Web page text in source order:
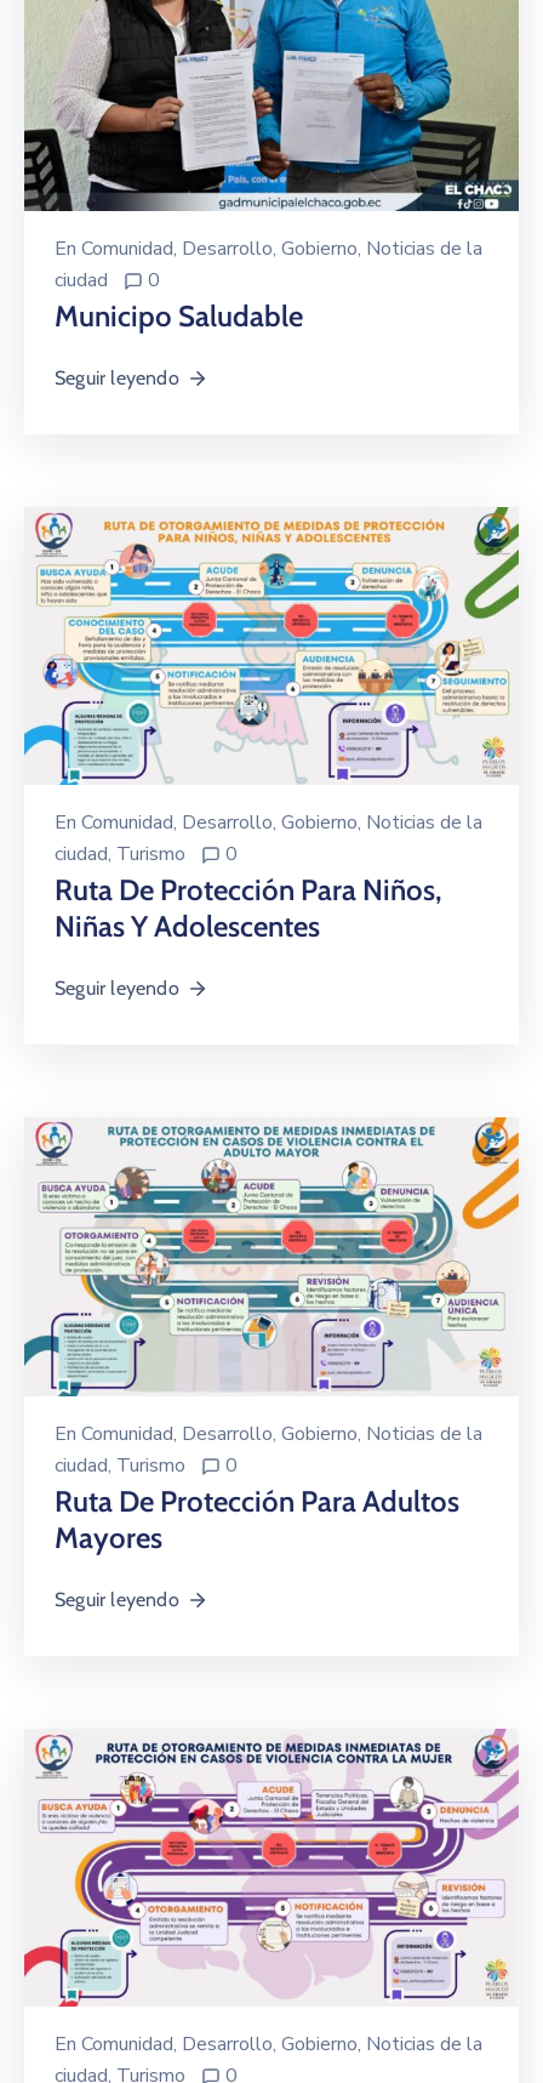
En Comunidad‚ Desarrollo‚ Gobierno‚ Noticias de la
ciudad
0
Municipo Saludable
Seguir leyendo
En Comunidad‚ Desarrollo‚ Gobierno‚ Noticias de la
ciudad‚ Turismo 0
Ruta De Protección Para Niños,
Niñas Y Adolescentes
Seguir leyendo
En Comunidad‚ Desarrollo‚ Gobierno‚ Noticias de la
ciudad‚ Turismo 0
Ruta De Protección Para Adultos
Mayores
Seguir leyendo
En Comunidad‚ Desarrollo‚ Gobierno‚ Noticias de la
ciudad‚ Turismo 0